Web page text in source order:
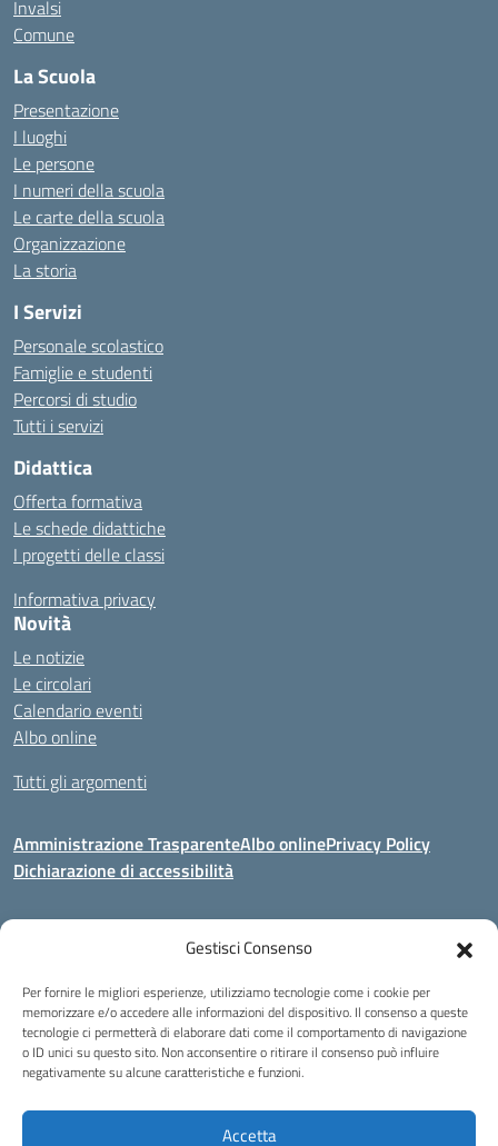
Gestisci Consenso
Per fornire le migliori esperienze, utilizziamo tecnologie come i cookie per
memorizzare e/o accedere alle informazioni del dispositivo. Il consenso a queste
tecnologie ci permetterà di elaborare dati come il comportamento di navigazione
o ID unici su questo sito. Non acconsentire o ritirare il consenso può influire
negativamente su alcune caratteristiche e funzioni.
Accetta
Invalsi
Comune
La Scuola
Presentazione
I luoghi
Le persone
I numeri della scuola
Le carte della scuola
Organizzazione
La storia
I Servizi
Personale scolastico
Famiglie e studenti
Percorsi di studio
Tutti i servizi
Didattica
Offerta formativa
Le schede didattiche
I progetti delle classi
Informativa privacy
Novità
Le notizie
Le circolari
Calendario eventi
Albo online
Tutti gli argomenti
Amministrazione TrasparenteAlbo onlinePrivacy Policy
Dichiarazione di accessibilità
Via Corridoni 34/36 Milano
Posta elettronica certificata (PEC):miic8de001@pec.istruzione.it
Codice fiscale: 80124970155
Istituto Omnicomprensivo Musicale Statale
Via Corridoni 34/36 Milano | Tel. 02 88446647 Fax 02-88.440.328
miic8de001@istruzione.it | miic8de001@pec.istruzione.it